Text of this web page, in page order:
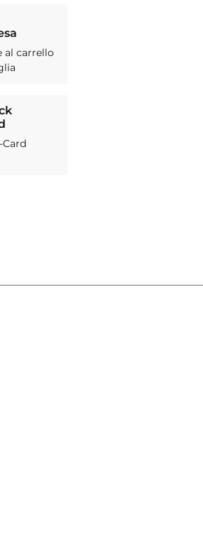
al carrello
Card